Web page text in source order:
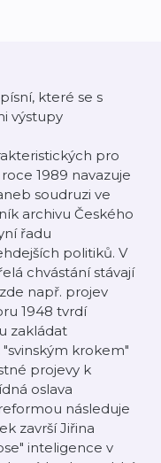
které se s
výstupy
pro
1989 navazuje
soudruzi ve
archivu Českého
řadu
politiků. V
chvástání stávají
např. projev
1948 tvrdí
zakládat
krokem"
projevy k
oslava
následuje
završí Jiřina
inteligence v